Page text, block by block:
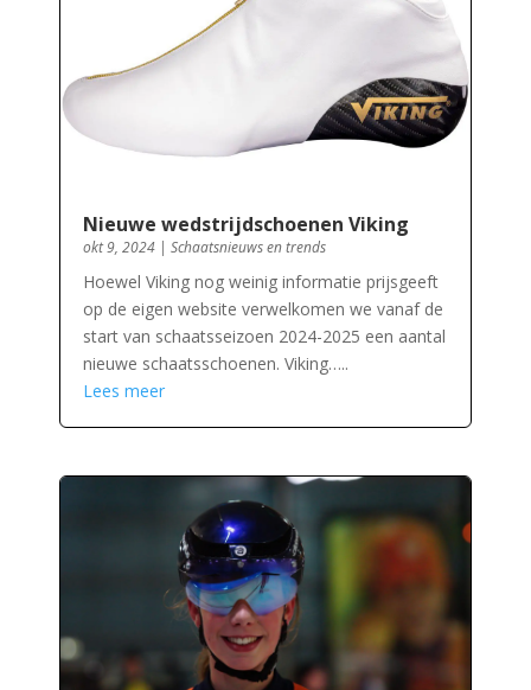
Nieuwe wedstrijdschoenen Viking
okt 9, 2024| Schaatsnieuws en trends
Hoewel Viking nog weinig informatie prijsgeeft
op de eigen website verwelkomen we vanaf de
start van schaatsseizoen 2024-2025 een aantal
nieuwe schaatsschoenen. Viking…..
Lees meer